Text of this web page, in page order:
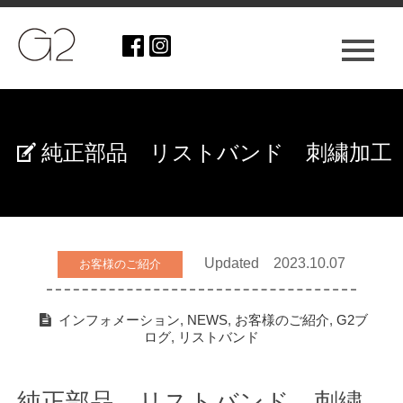
純正部品 リストバンド 刺繍加工
お客様のご紹介 Updated 2023.10.07
インフォメーション, NEWS, お客様のご紹介, G2ブ
ログ, リストバンド